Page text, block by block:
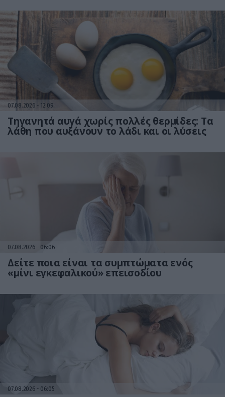
07.08.2026 12:09
Τηγανητά αυγά χωρίς πολλές θερμίδες: Τα
λάθη που αυξάνουν το λάδι και οι λύσεις
07.08.2026 06:06
Δείτε ποια είναι τα συμπτώματα ενός
«μίνι εγκεφαλικού» επεισοδίου
07.08.2026 06:05